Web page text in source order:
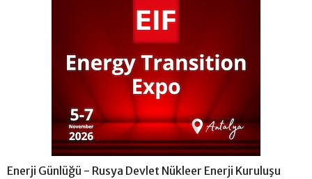
Enerji Günlüğü - Rusya Devlet Nükleer Enerji Kuruluşu